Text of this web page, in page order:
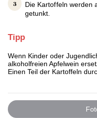
Die Kartoffeln werden
getunkt.
Tipp
Wenn Kinder oder
alkoholfreien Apfelwein
Einen Teil der Kartoffeln